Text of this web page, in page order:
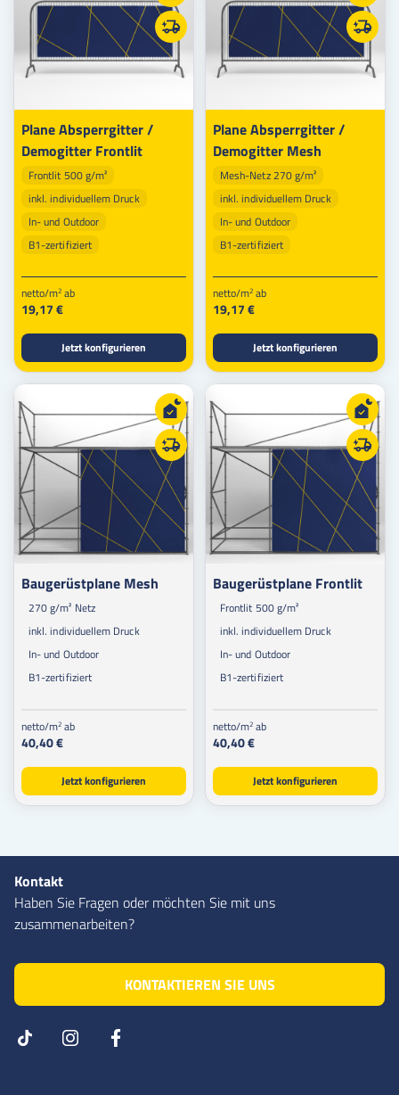
Plane Absperrgitter /
Demogitter Frontlit
Frontlit 500 g/m²
inkl. individuellem Druck
In- und Outdoor
B1-zertifiziert
netto/m2 ab
19,17 €
Jetzt konfigurieren
Plane Absperrgitter /
Demogitter Mesh
Mesh-Netz 270 g/m²
inkl. individuellem Druck
In- und Outdoor
B1-zertifiziert
netto/m2 ab
19,17 €
Jetzt konfigurieren
Baugerüstplane Mesh
270 g/m² Netz
inkl. individuellem Druck
In- und Outdoor
B1-zertifiziert
netto/m2 ab
40,40 €
Jetzt konfigurieren
Baugerüstplane Frontlit
Frontlit 500 g/m²
inkl. individuellem Druck
In- und Outdoor
B1-zertifiziert
netto/m2 ab
40,40 €
Jetzt konfigurieren
Kontakt
Haben Sie Fragen oder möchten Sie mit uns
zusammenarbeiten?
KONTAKTIEREN SIE UNS